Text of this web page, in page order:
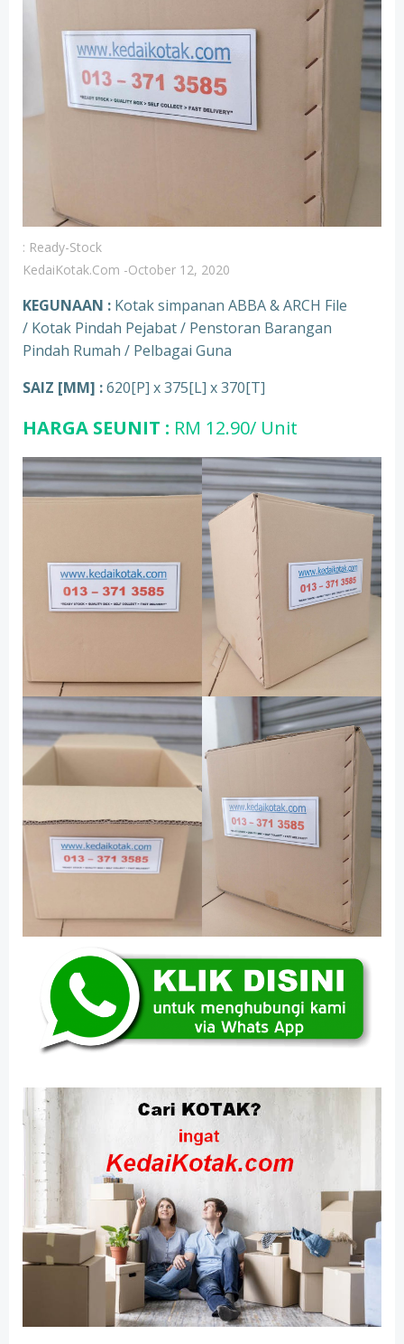
: Ready-Stock
KedaiKotak.com -October 12, 2020
KEGUNAAN : Kotak simpanan ABBA & ARCH File
/ Kotak Pindah Pejabat / Penstoran Barangan
Pindah Rumah / Pelbagai Guna
SAIZ [MM] :620[P] x 375[L] x 370[T]
HARGA SEUNIT : RM 12.90/ Unit